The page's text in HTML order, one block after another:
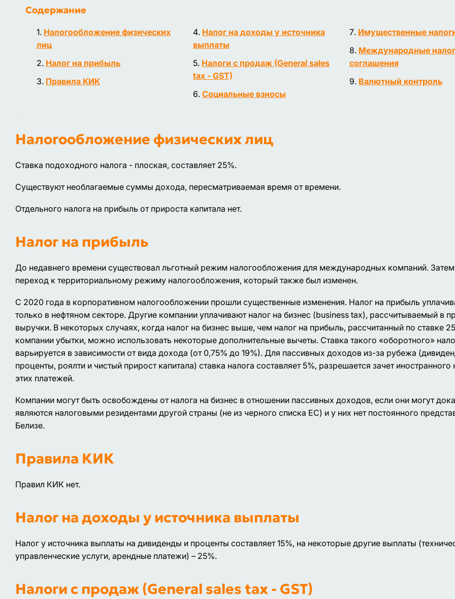
Содержание
Налогообложение физических
лиц
Налог на прибыль
Правила КИК
Налог на доходы у источника
выплаты
Налоги с продаж (General sales
tax - GST)
Социальные взносы
Имущественные
Международные
соглашения
Валютный контроль
Налогообложение физических лиц
Ставка подоходного налога - плоская, составляет 25%.
Существуют необлагаемые суммы дохода, пересматриваемая время от времени.
Отдельного налога на прибыль от прироста капитала нет.
Налог на прибыль
До недавнего времени существовал льготный режим налогообложения для международных компаний.
переход к территориальному режиму налогообложения, который также был изменен.
С 2020 года в корпоративном налогообложении прошли существенные изменения. Налог на прибыль
только в нефтяном секторе. Другие компании уплачивают налог на бизнес (business tax), рассчитываемый в
выручки. В некоторых случаях, когда налог на бизнес выше, чем налог на прибыль, рассчитанный по ставке
компании убытки, можно использовать некоторые дополнительные вычеты. Ставка такого «оборотного»
варьируется в зависимости от вида дохода (от 0,75% до 19%). Для пассивных доходов из-за рубежа
проценты, роялти и чистый прирост капитала) ставка налога составляет 5%, разрешается зачет иностранного
этих платежей.
Компании могут быть освобождены от налога на бизнес в отношении пассивных доходов, если они могут
являются налоговыми резидентами другой страны (не из черного списка ЕС) и у них нет постоянного
Белизе.
Правила КИК
Правил КИК нет.
Налог на доходы у источника выплаты
Налог у источника выплаты на дивиденды и проценты составляет 15%, на некоторые другие выплаты
управленческие услуги, арендные платежи) – 25%.
Налоги с продаж (General sales tax - GST)